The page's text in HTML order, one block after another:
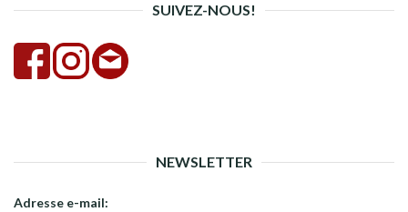
SUIVEZ-NOUS!
NEWSLETTER
Adresse e-mail: